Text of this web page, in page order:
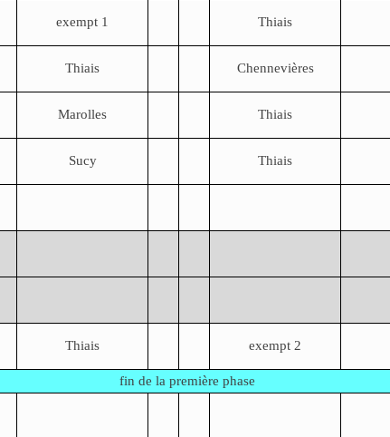
exempt 1 Thiais
Thiais Chennevières
Marolles Thiais
Sucy Thiais
Thiais exempt 2
fin de la première phase